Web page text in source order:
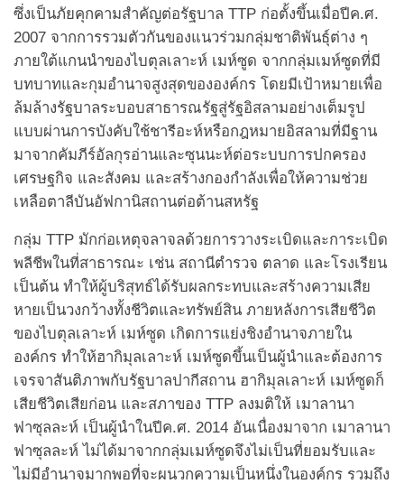
ซึ่งเป็นภัยคุกคามสำคัญต่อรัฐบาล TTP ก่อตั้งขึ้นเมื่อปีค.ศ.
2007 จากการรวมตัวกันของแนวร่วมกลุ่มชาติพันธุ์ต่าง ๆ
ภายใต้แกนนำของไบตุลเลาะห์ เมห์ซูด จากกลุ่มเมห์ซูดที่มี
บทบาทและกุมอำนาจสูงสุดขององค์กร โดยมีเป้าหมายเพื่อ
ล้มล้างรัฐบาลระบอบสาธารณรัฐสู่รัฐอิสลามอย่างเต็มรูป
แบบผ่านการบังคับใช้ชารีอะห์หรือกฎหมายอิสลามที่มีฐาน
มาจากคัมภีร์อัลกุรอ่านและซุนนะห์ต่อระบบการปกครอง
เศรษฐกิจ และสังคม และสร้างกองกำลังเพื่อให้ความช่วย
เหลือตาลีบันอัฟกานิสถานต่อต้านสหรัฐ
กลุ่ม TTP มักก่อเหตุจลาจลด้วยการวางระเบิดและการะเบิด
พลีชีพในที่สาธารณะ เช่น สถานีตำรวจ ตลาด และโรงเรียน
เป็นต้น ทำให้ผู้บริสุทธ์ได้รับผลกระทบและสร้างความเสีย
หายเป็นวงกว้างทั้งชีวิตและทรัพย์สิน ภายหลังการเสียชีวิต
ของไบตุลเลาะห์ เมห์ซูด เกิดการแย่งชิงอำนาจภายใน
องค์กร ทำให้ฮากิมุลเลาะห์ เมห์ซูดขึ้นเป็นผู้นำและต้องการ
เจรจาสันติภาพกับรัฐบาลปากีสถาน ฮากิมุลเลาะห์ เมห์ซูดก็
เสียชีวิตเสียก่อน และสภาของ TTP ลงมติให้ เมาลานา
ฟาซุลละห์ เป็นผู้นำในปีค.ศ. 2014 อันเนื่องมาจาก เมาลานา
ฟาซุลละห์ ไม่ได้มาจากกลุ่มเมห์ซูดจึงไม่เป็นที่ยอมรับและ
ไม่มีอำนาจมากพอที่จะผนวกความเป็นหนึ่งในองค์กร รวมถึง